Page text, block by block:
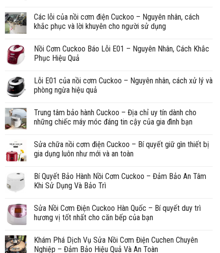
Các lỗi của nồi cơm điện Cuckoo – Nguyên nhân, cách
khắc phục và lời khuyên cho người sử dụng
Nồi Cơm Cuckoo Báo Lỗi E01 – Nguyên Nhân, Cách Khắc
Phục Hiệu Quả
Lỗi E01 của nồi cơm Cuckoo – Nguyên nhân, cách xử lý và
phòng ngừa hiệu quả
Trung tâm bảo hành Cuckoo – Địa chỉ uy tín dành cho
những chiếc máy móc đáng tin cậy của gia đình bạn
Sửa chữa nồi cơm điện Cuckoo – Bí quyết giữ gìn thiết bị
gia dụng luôn như mới và an toàn
Bí Quyết Bảo Hành Nồi Cơm Cuckoo – Đảm Bảo An Tâm
Khi Sử Dụng Và Bảo Trì
Sửa Nồi Cơm Điện Cuckoo Hàn Quốc – Bí quyết duy trì
hương vị tốt nhất cho căn bếp của bạn
Khám Phá Dịch Vụ Sửa Nồi Cơm Điện Cuchen Chuyên
Nghiệp – Đảm Bảo Hiệu Quả Và An Toàn